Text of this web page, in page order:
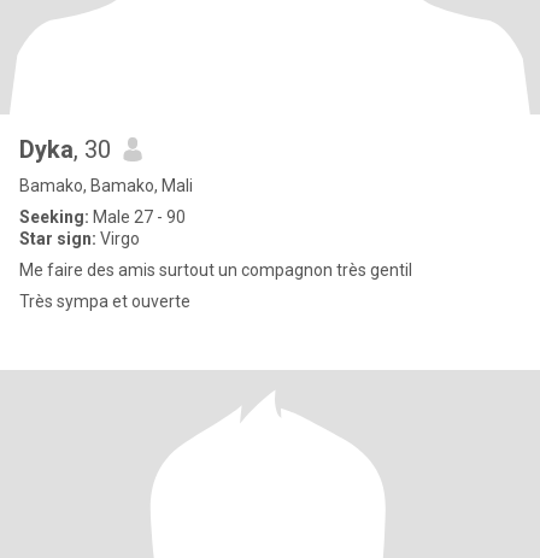
Dyka, 30
Bamako, Bamako, Mali
Seeking: Male 27 - 90
Star sign: Virgo
Me faire des amis surtout un compagnon très gentil
Très sympa et ouverte